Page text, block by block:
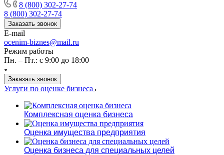
8 (800) 302-27-74
8 (800) 302-27-74
Заказать звонок
E-mail
ocenim-biznes@mail.ru
Режим работы
Пн. – Пт.: с 9:00 до 18:00
Заказать звонок
Услуги по оценке бизнеса
Комплексная оценка бизнеса
Оценка имущества предприятия
Оценка бизнеса для специальных целей